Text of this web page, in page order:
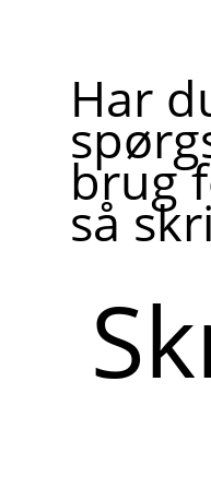
Har
brug
så
her